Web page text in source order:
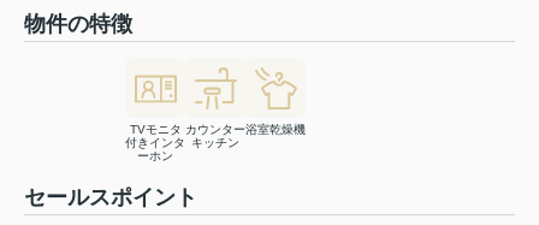
物件の特徴
TVモニタ
付きインタ
ーホン
カウンター
キッチン
浴室乾燥機
セールスポイント